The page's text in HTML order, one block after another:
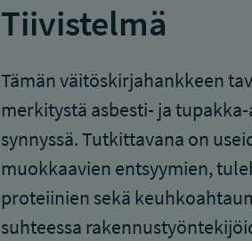
Tiivistelmä
Tämän väitöskirjahankkeen
merkitystä asbesti- ja
synnyssä. Tutkittavana on
muokkaavien entsyymien,
proteiinien sekä
suhteessa